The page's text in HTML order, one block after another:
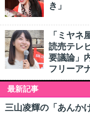
き」
「ミヤネ
読売テレ
要議論」
フリーア
最新記事
三山凌輝の「あんか